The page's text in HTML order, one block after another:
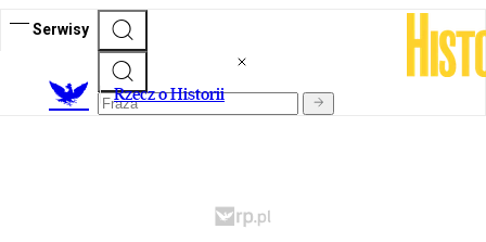
Serwisy
Rzecz o Historii